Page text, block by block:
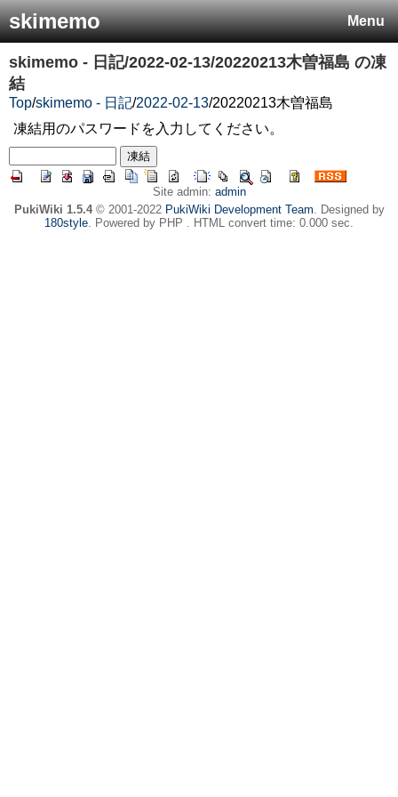
Menu
skimemo
skimemo - 日記/2022-02-13/20220213木曽福島 の凍
結
Top/skimemo - 日記/2022-02-13/20220213木曽福島
凍結用のパスワードを入力してください。
Site admin: admin
PukiWiki 1.5.4© 2001-2022 PukiWiki Development Team. Designed by
180style. Powered by PHP . HTML convert time: 0.000 sec.